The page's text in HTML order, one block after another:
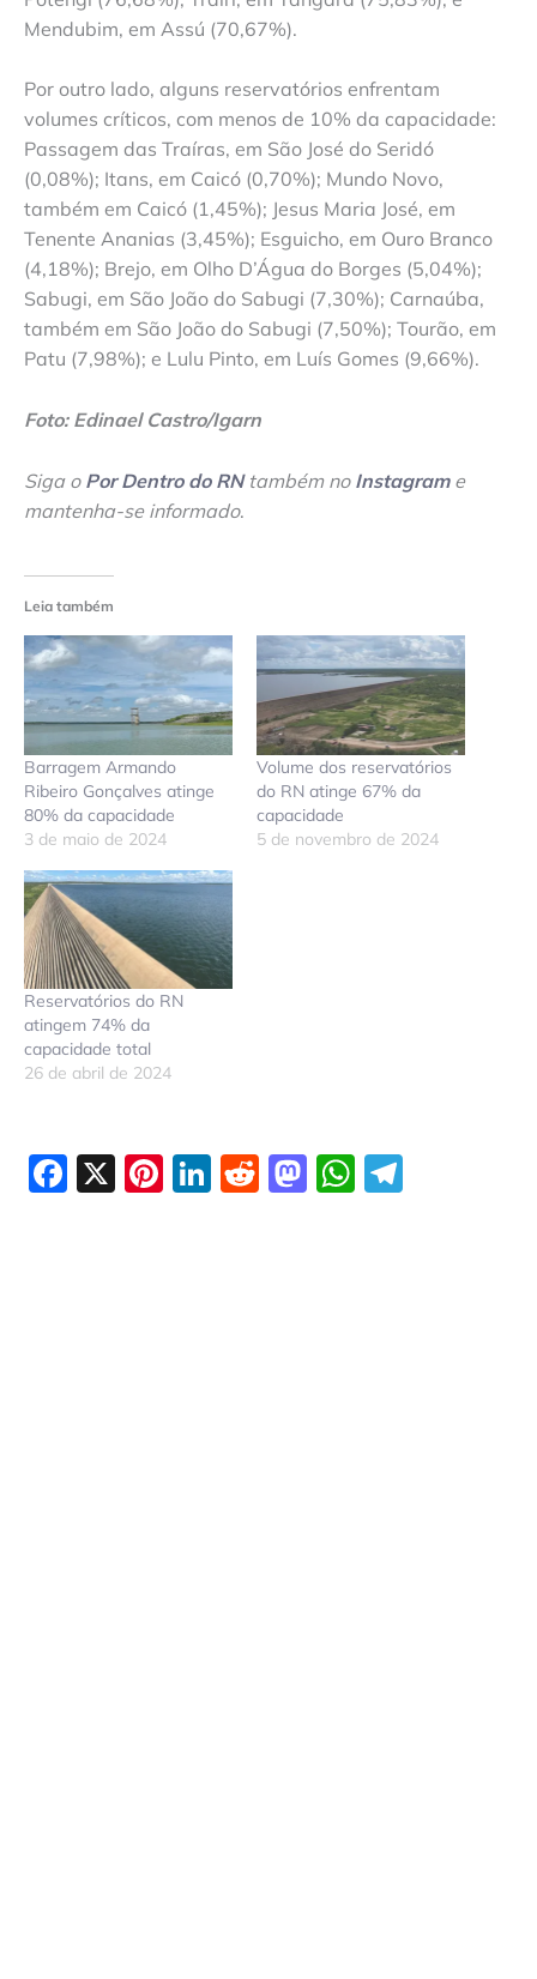
Mendubim, em Assú (70,67%).
Por outro lado, alguns reservatórios enfrentam
volumes críticos, com menos de 10% da capacidade:
Passagem das Traíras, em São José do Seridó
(0,08%); Itans, em Caicó (0,70%); Mundo Novo,
também em Caicó (1,45%); Jesus Maria José, em
Tenente Ananias (3,45%); Esguicho, em Ouro Branco
(4,18%); Brejo, em Olho D’Água do Borges (5,04%);
Sabugi, em São João do Sabugi (7,30%); Carnaúba,
também em São João do Sabugi (7,50%); Tourão, em
Patu (7,98%); e Lulu Pinto, em Luís Gomes (9,66%).
Foto: Edinael Castro/Igarn
Siga o Por Dentro do RNtambém no Instagrame
mantenha-se informado.
Leia também
Barragem Armando
Ribeiro Gonçalves atinge
80% da capacidade
3 de maio de 2024
Volume dos reservatórios
do RN atinge 67% da
capacidade
5 de novembro de 2024
Reservatórios do RN
atingem 74% da
capacidade total
26 de abril de 2024
Facebook
X Pinterest
LinkedIn
Reddit
Mastodon